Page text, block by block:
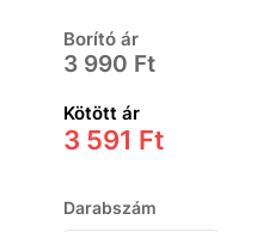
Borító ár
3 990 Ft
Kötött ár
3 591 Ft
Darabszám